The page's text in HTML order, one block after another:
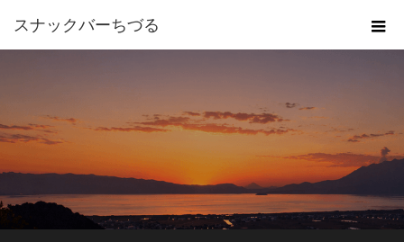
スナックバーちづる